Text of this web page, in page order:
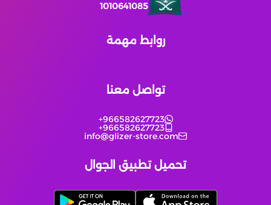
زينليس زون زيرو
يلا لودو عن طريق الايدي
يلا لودو عن طريق الايدي
انتقام السلاطين
1010641085
روابط مهمة
تواصل معنا
+966582627723
+966582627723
info@glizer-store.com
تحميل تطبيق الجوال